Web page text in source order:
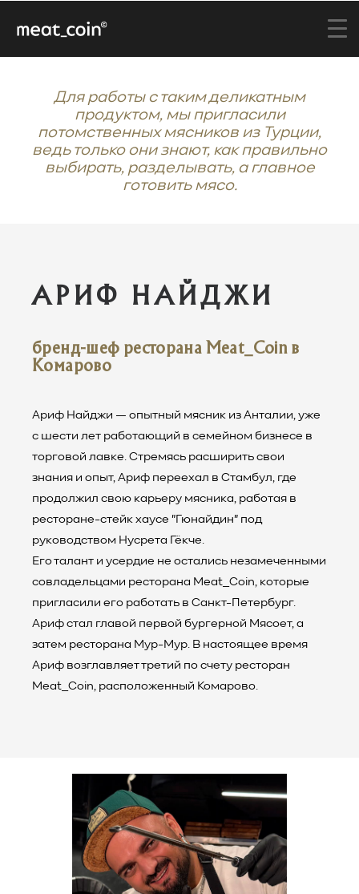
Для работы с таким деликатным
продуктом, мы пригласили
потомственных мясников из Турции,
ведь только они знают, как правильно
выбирать, разделывать, а главное
готовить мясо.
АРИФ НАЙДЖИ
бренд-шеф ресторана Meat_Coin в
Комарово
Ариф Найджи — опытный мясник из Анталии, уже
с шести лет работающий в семейном бизнесе в
торговой лавке. Стремясь расширить свои
знания и опыт, Ариф переехал в Стамбул, где
продолжил свою карьеру мясника, работая в
ресторане-стейк хаусе "Гюнайдин" под
руководством Нусрета Гёкче.
Его талант и усердие не остались незамеченными
совладельцами ресторана Meat_Coin, которые
пригласили его работать в Санкт-Петербург.
Ариф стал главой первой бургерной Мясоет, а
затем ресторана Мур-Мур. В настоящее время
Ариф возглавляет третий по счету ресторан
Meat_Coin, расположенный Комарово.